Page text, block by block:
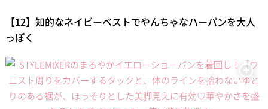
【12】知的なネイビーベストでやんちゃなハーパンを大人
っぽく